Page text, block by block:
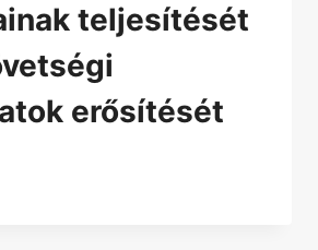
teljesítését
erősítését